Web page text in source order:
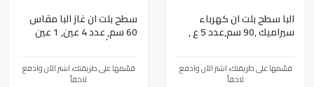
البا سطح بلت ان كهرباء
سيراميك ,90 سم,عدد 5 ع ,
شعلة مزدوجة , ديجيتال ,
قسّمها على طريقتك، اشتر الآن وادفع
لاحقاً
سطح بلت ان غاز البا مقاس
60 سم, عدد 4 عين, 1 عين
ثلاثية , أمان كامل , إشعال
400XD
قسّمها على طريقتك، اشتر الآن وادفع
لاحقاً